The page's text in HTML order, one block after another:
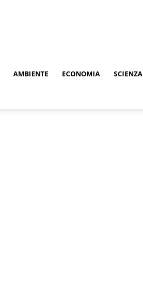
AMBIENTE ECONOMIA SCIENZA